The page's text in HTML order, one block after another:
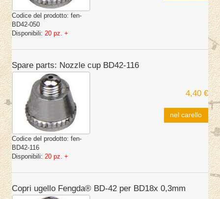
Codice del prodotto: fen-
BD42-050
Disponibili: 20 pz. +
Spare parts: Nozzle cup BD42-116
Codice del prodotto: fen-
BD42-116
Disponibili: 20 pz. +
4,40 €
nel carello
Copri ugello Fengda® BD-42 per BD18x 0,3mm